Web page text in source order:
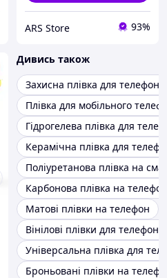
ARS Store 93%
Дивись також
Захисна плівка для телефонів
Плівка для мобільного
Гідрогелева плівка для
Керамічна плівка для
Поліуретанова плівка на
Карбонова плівка на телефон
Матові плівки на телефон
Вінілові плівки для телефонів
Універсальна плівка для
Броньовані плівки на